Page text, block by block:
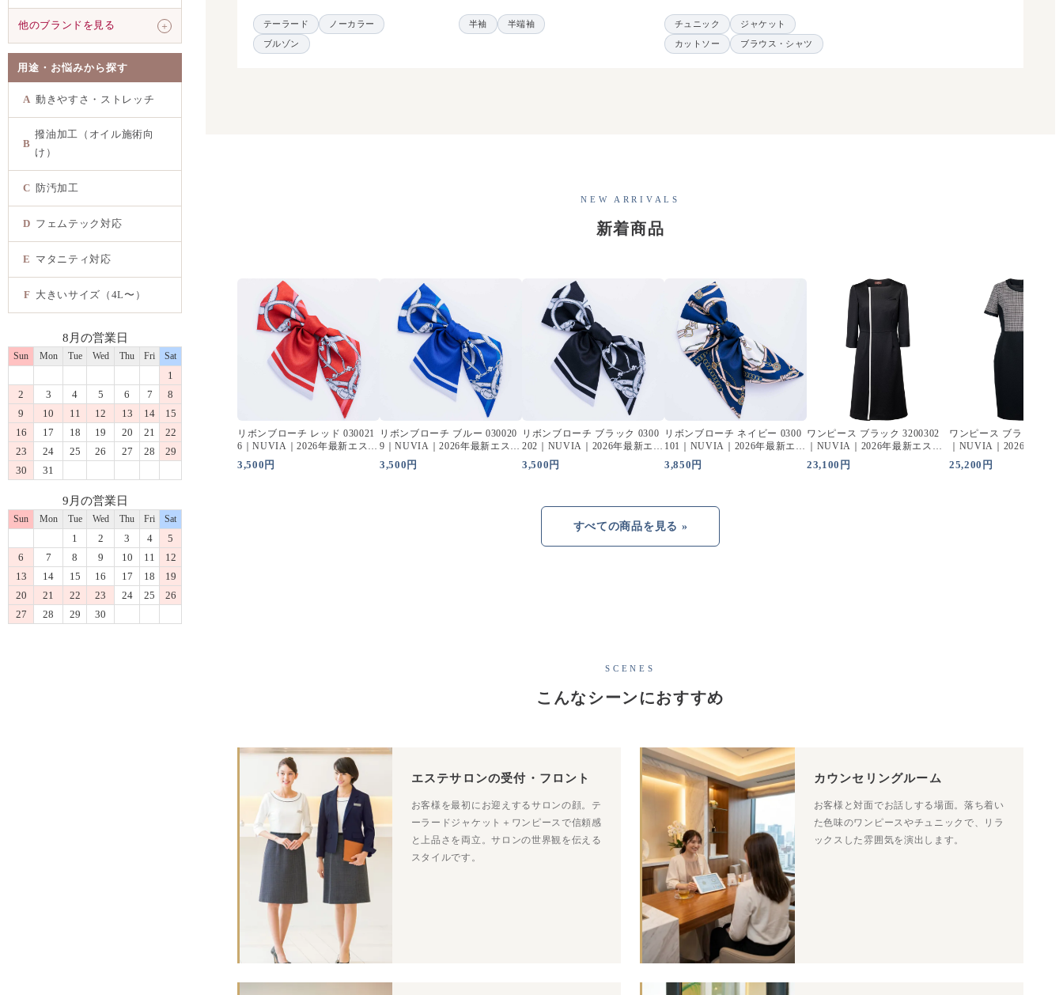
他のブランドを見る ＋
用途・お悩みから探す
A 動きやすさ・ストレッチ
B
撥油加工（オイル施術向
け）
C 防汚加工
D フェムテック対応
E マタニティ対応
F 大きいサイズ（4L〜）
8月の営業日
Sun Mon Tue Wed Thu Fri Sat
1
2
3 4 5 6 7
8
9
10 11 12 13 14
15
16
17 18 19 20 21
22
23
24 25 26 27 28
29
30
31
9月の営業日
Sun Mon Tue Wed Thu Fri Sat
1 2 3 4
5
6
7 8 9 10 11
12
13
14 15 16 17 18
19
20
21 22 23 24 25
26
27
28 29 30
テーラード ノーカラー
ブルゾン
半袖 半端袖 チュニック ジャケット
カットソー ブラウス・シャツ
NEW ARRIVALS
新着商品
リボンブローチ レッド 030021
6｜NUVIA｜2026年最新エステ
ユニフォーム
3,500円
リボンブローチ ブルー 030020
9｜NUVIA｜2026年最新エステ
ユニフォーム
3,500円
リボンブローチ ブラック 0300
202｜NUVIA｜2026年最新エス
テユニフォーム
3,500円
リボンブローチ ネイビー 0300
101｜NUVIA｜2026年最新エス
テユニフォーム
3,850円
ワンピース ブラック 3200302
｜NUVIA｜2026年最新エステ
ユニフォーム
23,100円
ワンピース ブラック
｜NUVIA｜2026年最新
ユニフォーム
25,200円
すべての商品を見る »
SCENES
こんなシーンにおすすめ
エステサロンの受付・フロント
お客様を最初にお迎えするサロンの顔。テ
ーラードジャケット＋ワンピースで信頼感
と上品さを両立。サロンの世界観を伝える
スタイルです。
カウンセリングルーム
お客様と対面でお話しする場面。落ち着い
た色味のワンピースやチュニックで、リラ
ックスした雰囲気を演出します。